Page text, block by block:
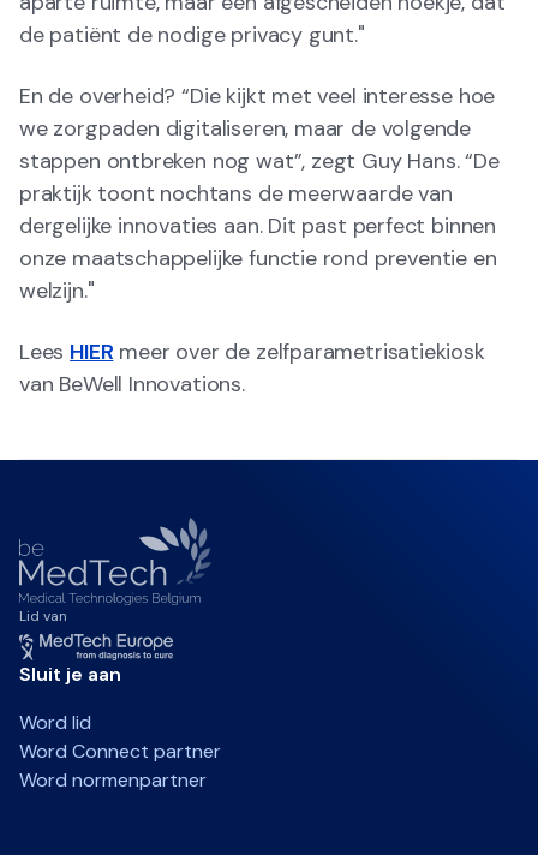
de patiënt de nodige privacy gunt."
En de overheid? “Die kijkt met veel interesse hoe
we zorgpaden digitaliseren, maar de volgende
stappen ontbreken nog wat”, zegt Guy Hans. “De
praktijk toont nochtans de meerwaarde van
dergelijke innovaties aan. Dit past perfect binnen
onze maatschappelijke functie rond preventie en
welzijn."
Lees HIER meer over de zelfparametrisatiekiosk
van BeWell Innovations.
Lid van
Sluit je aan
Word lid
Word Connect partner
Word normenpartner